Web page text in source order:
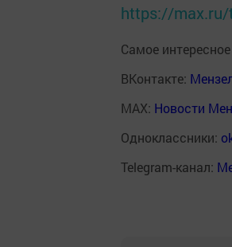
https://
Самое
ВКонтакте:
MAX: Новости
Одноклассники:
Telegram-канал: